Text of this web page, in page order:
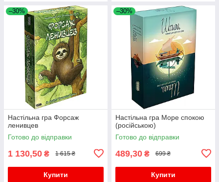
–30%
Настільна гра Форсаж
ленивцев
Готово до відправки
1 130,50 ₴ 1 615 ₴
Купити
–30%
Настільна гра Море спокою
(російською)
Готово до відправки
489,30 ₴ 699 ₴
Купити